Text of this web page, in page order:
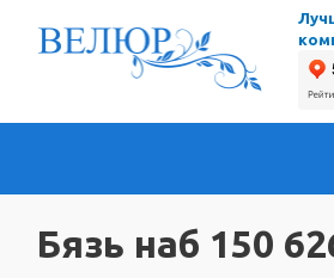
Бязь наб 150